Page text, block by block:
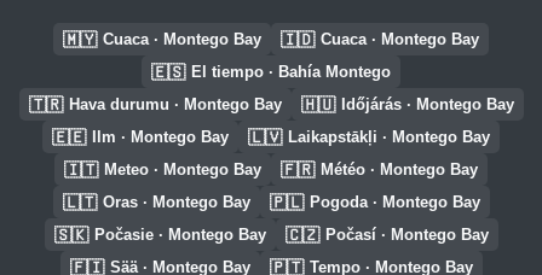
🇲🇾 Cuaca · Montego Bay 🇮🇩 Cuaca · Montego Bay
🇪🇸 El tiempo · Bahía Montego
🇹🇷 Hava durumu · Montego Bay 🇭🇺 Időjárás · Montego Bay
🇪🇪 Ilm · Montego Bay 🇱🇻 Laikapstākļi · Montego Bay
🇮🇹 Meteo · Montego Bay 🇫🇷 Météo · Montego Bay
🇱🇹 Oras · Montego Bay 🇵🇱 Pogoda · Montego Bay
🇸🇰 Počasie · Montego Bay 🇨🇿 Počasí · Montego Bay
🇫🇮 Sää · Montego Bay 🇵🇹 Tempo · Montego Bay